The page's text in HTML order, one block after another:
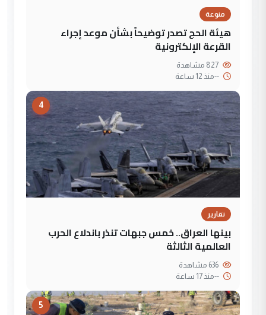
منوعة
هيئة الحج تصدر توضيحاً بشأن موعد إجراء
القرعة الإلكترونية
--منذ 12 ساعة
4
تقارير
بينها العراق.. خمس جبهات تنذر باندلاع الحرب
العالمية الثالثة
--منذ 17 ساعة
5